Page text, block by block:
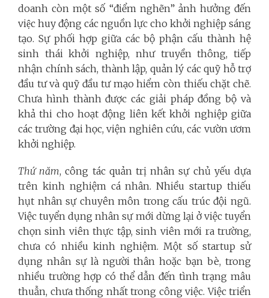
doanh còn một số “điểm nghẽn” ảnh hưởng đến
việc huy động các nguồn lực cho khởi nghiệp sáng
tạo. Sự phối hợp giữa các bộ phận cấu thành hệ
sinh thái khởi nghiệp, như truyền thông, tiếp
nhận chính sách, thành lập, quản lý các quỹ hỗ trợ
đầu tư và quỹ đầu tư mạo hiểm còn thiếu chặt chẽ.
Chưa hình thành được các giải pháp đồng bộ và
khả thi cho hoạt động liên kết khởi nghiệp giữa
các trường đại học, viện nghiên cứu, các vườn ươm
khởi nghiệp.
Thứ năm, công tác quản trị nhân sự chủ yếu dựa
trên kinh nghiệm cá nhân. Nhiều startup thiếu
hụt nhân sự chuyên môn trong cấu trúc đội ngũ.
Việc tuyển dụng nhân sự mới dừng lại ở việc tuyển
chọn sinh viên thực tập, sinh viên mới ra trường,
chưa có nhiều kinh nghiệm. Một số startup sử
dụng nhân sự là người thân hoặc bạn bè, trong
nhiều trường hợp có thể dẫn đến tình trạng mâu
thuẫn, chưa thống nhất trong công việc. Việc triển